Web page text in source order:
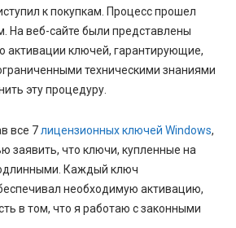
к покупкам. Процесс прошел
На веб-сайте были представлены
активации ключей, гарантирующие,
техническими знаниями
эту процедуру.
все 7лицензионных ключей Windows,
заявить, что ключи, купленные на
Каждый ключ
необходимую активацию,
в том, что я работаю с законными